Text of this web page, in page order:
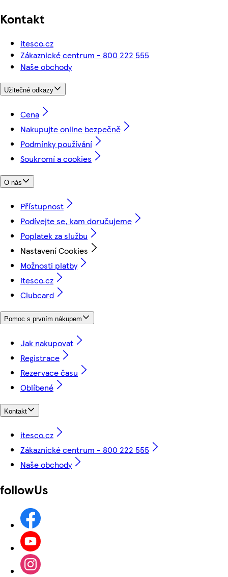
Kontakt
itesco.cz
Zákaznické centrum - 800 222 555
Naše obchody
Užitečné odkazy
Cena
Nakupujte online bezpečně
Podmínky používání
Soukromí a cookies
O nás
Přístupnost
Podívejte se, kam doručujeme
Poplatek za službu
Nastavení Cookies
Možnosti platby
itesco.cz
Clubcard
Pomoc s prvním nákupem
Jak nakupovat
Registrace
Rezervace času
Oblíbené
Kontakt
itesco.cz
Zákaznické centrum - 800 222 555
Naše obchody
followUs